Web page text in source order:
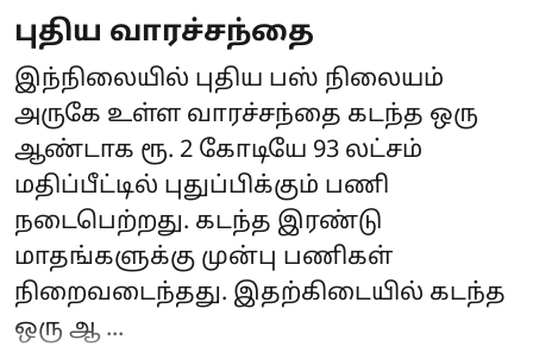
புதிய வாரச்சந்தை
இந்நிலையில் புதிய பஸ் நிலையம்
அருகே உள்ள வாரச்சந்தை கடந்த ஒரு
ஆண்டாக ரூ. 2 கோடியே 93 லட்சம்
மதிப்பீட்டில் புதுப்பிக்கும் பணி
நடைபெற்றது. கடந்த இரண்டு
மாதங்களுக்கு முன்பு பணிகள்
நிறைவடைந்தது. இதற்கிடையில் கடந்த
ஒரு ஆ ...